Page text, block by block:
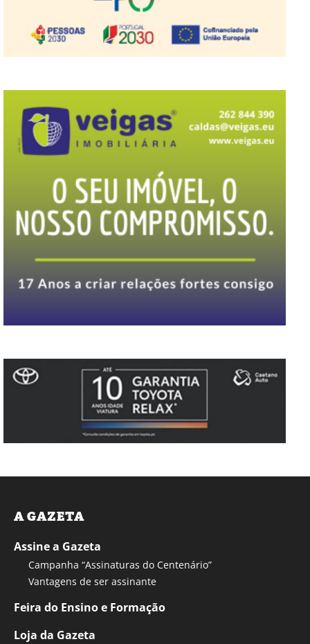
A GAZETA
Assine a Gazeta
Campanha “Assinaturas do Centenário”
Vantagens de ser assinante
Feira do Ensino e Formação
Loja da Gazeta